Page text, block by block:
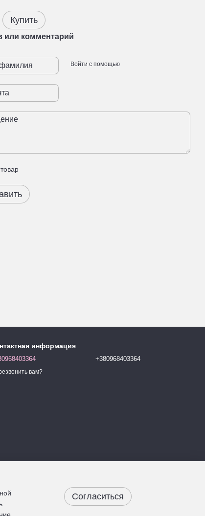
Купить
или комментарий
Войти с помощью
информация
вам?
+380968403364
Согласиться